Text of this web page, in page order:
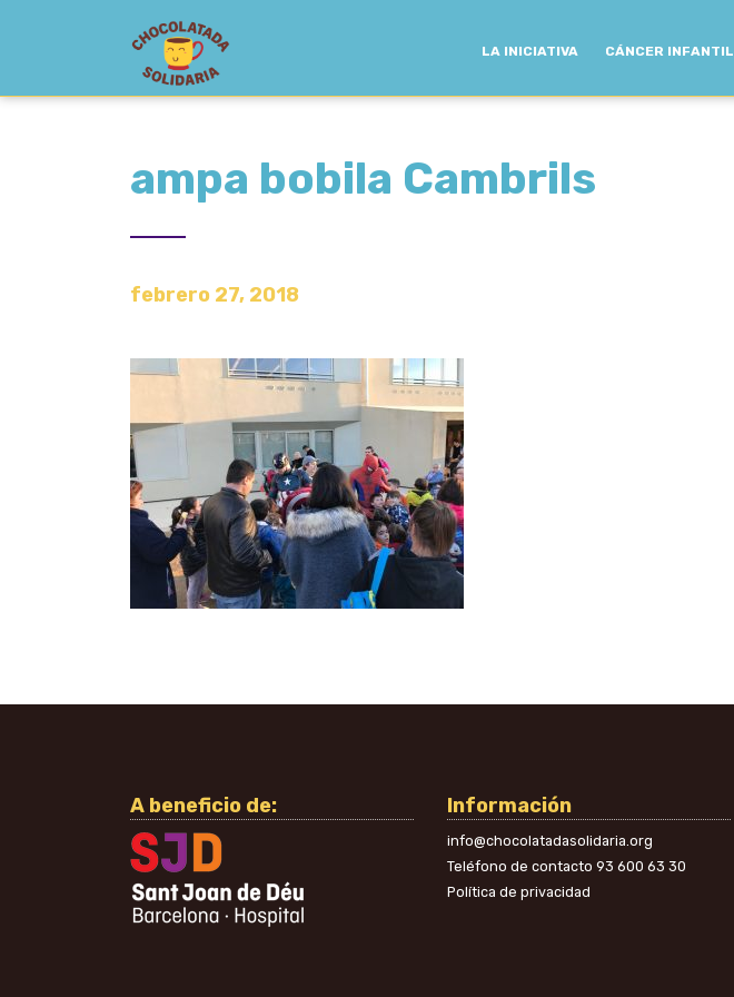
LA INICIATIVA CÁNCER INFANTIL
ampa bobila Cambrils
febrero 27, 2018
A beneficio de: Información
info@chocolatadasolidaria.org
Teléfono de contacto 93 600 63 30
Política de privacidad